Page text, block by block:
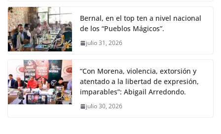
Bernal, en el top ten a nivel nacional
de los “Pueblos Mágicos”.
julio 31, 2026
“Con Morena, violencia, extorsión y
atentado a la libertad de expresión,
imparables”: Abigail Arredondo.
julio 30, 2026